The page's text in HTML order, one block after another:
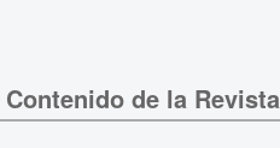
Contenido de la Revista